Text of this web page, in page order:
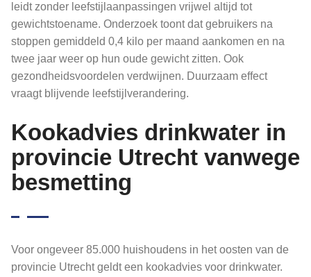
leidt zonder leefstijlaanpassingen vrijwel altijd tot
gewichtstoename. Onderzoek toont dat gebruikers na
stoppen gemiddeld 0,4 kilo per maand aankomen en na
twee jaar weer op hun oude gewicht zitten. Ook
gezondheidsvoordelen verdwijnen. Duurzaam effect
vraagt blijvende leefstijlverandering.
Kookadvies drinkwater in
provincie Utrecht vanwege
besmetting
Voor ongeveer 85.000 huishoudens in het oosten van de
provincie Utrecht geldt een kookadvies voor drinkwater.